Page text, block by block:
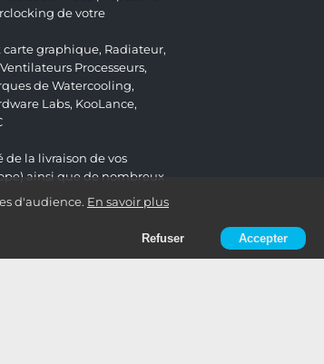
d'audience. En savoir plus
Refuser Accepter
de votre
carte graphique, Radiateur,
Ventilateurs Processeurs,
de Watercooling,
Labs, KooLance,
la livraison de vos
ainsi que de nombreux